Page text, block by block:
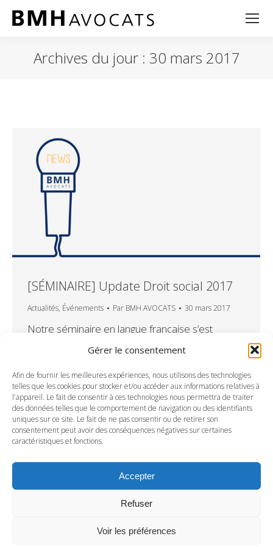
Gérer le consentement
Afin de fournir les meilleures expériences, nous utilisons des technologies
telles que les cookies pour stocker et/ou accéder aux informations relatives à
l'appareil. Le fait de consentir à ces technologies nous permettra de traiter
des données telles que le comportement de navigation ou des identifiants
uniques sur ce site. Le fait de ne pas consentir ou de retirer son
consentement peut avoir des conséquences négatives sur certaines
caractéristiques et fonctions.
Accepter
Refuser
Voir les préférences
Archives du jour : 30 mars 2017
[SÉMINAIRE] Update Droit social 2017
Actualités, Événements Par BMH AVOCATS 30 mars 2017
Notre séminaire en langue française s’est
déroulé le 25 avril sur le thème suivant :
les entreprises depuis janvier 2017 ». Cette
année particulièrement, les entreprises sont
confrontées à un grand nombre d’obligations
nouvelles (DSN, Bulletins de paie
dématérialisés, réforme de la médecine du